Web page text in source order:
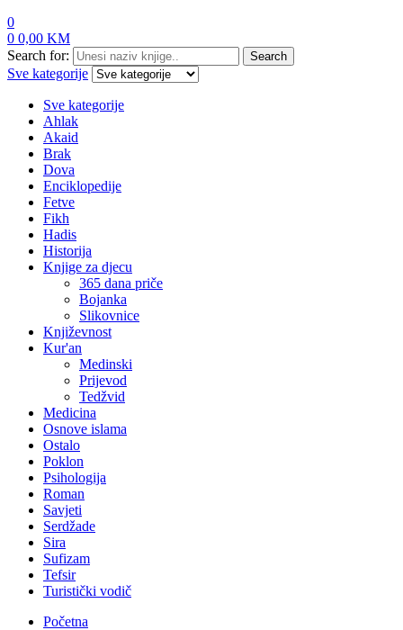
0
0 0,00 KM
Search for:
Search
Sve kategorije
Sve kategorije
Ahlak
Akaid
Brak
Dova
Enciklopedije
Fetve
Fikh
Hadis
Historija
Knjige za djecu
365 dana priče
Bojanka
Slikovnice
Književnost
Kur'an
Medinski
Prijevod
Tedžvid
Medicina
Osnove islama
Ostalo
Poklon
Psihologija
Roman
Savjeti
Serdžade
Sira
Sufizam
Tefsir
Turistički vodič
Početna